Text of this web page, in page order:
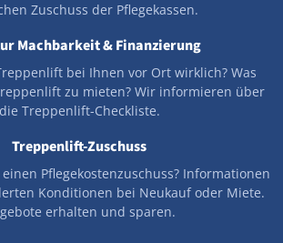
Zuschuss der Pflegekassen.
Machbarkeit & Finanzierung
bei Ihnen vor Ort wirklich? Was
zu mieten? Wir informieren über
die Treppenlift-Checkliste.
Treppenlift-Zuschuss
Pflegekostenzuschuss? Informationen
Konditionen bei Neukauf oder Miete.
erhalten und sparen.